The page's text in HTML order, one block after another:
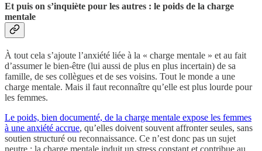
Et puis on s’inquiète pour les autres : le poids de la charge
mentale
À tout cela s’ajoute l’anxiété liée à la « charge mentale » et au fait
d’assumer le bien-être (lui aussi de plus en plus incertain) de sa
famille, de ses collègues et de ses voisins. Tout le monde a une
charge mentale. Mais il faut reconnaître qu’elle est plus lourde pour
les femmes.
Le poids, bien documenté, de la charge mentale expose les femmes
à une anxiété accrue, qu’elles doivent souvent affronter seules, sans
soutien structuré ou reconnaissance. Ce n’est donc pas un sujet